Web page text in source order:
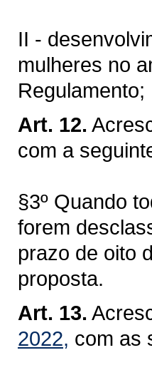
II -
mulheres no
Regulamento;
Art. 12.
com a
§3º Quando
forem
prazo de oito
proposta.
Art. 13.
2022, com as